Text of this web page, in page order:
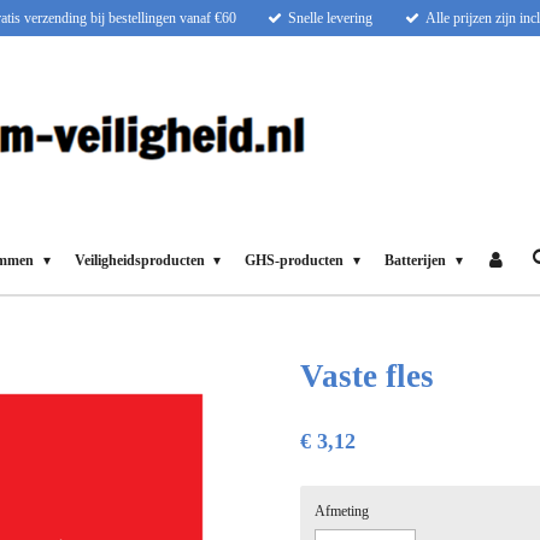
verzending bij bestellingen vanaf €60 Snelle levering Alle prijzen zijn
Veiligheidsproducten GHS-producten Batterijen
Vaste fles
€ 3,12
Afmeting